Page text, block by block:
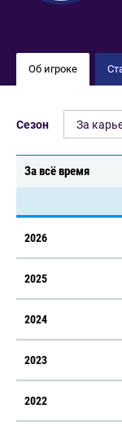
Об игроке
Сезон За
За всё время
2026
2025
2024
2023
2022